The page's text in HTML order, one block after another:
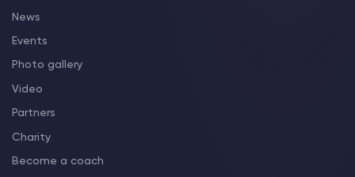
News
Events
Photo gallery
Video
Partners
Charity
Become a coach